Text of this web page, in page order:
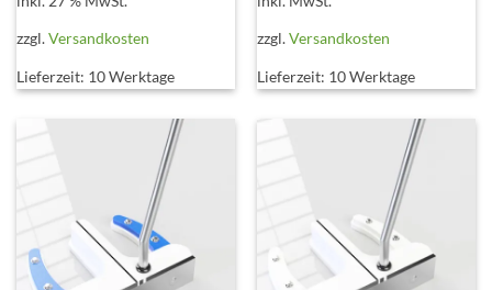
zzgl.Versandkosten
Lieferzeit: 10 Werktage
mehrere
auf.
Optionen
können
Produktseite
gewählt
werden
zzgl.Versandkosten
Lieferzeit: 10 Werktage